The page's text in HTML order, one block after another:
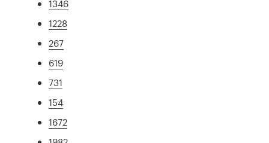
1346
1228
267
619
731
154
1672